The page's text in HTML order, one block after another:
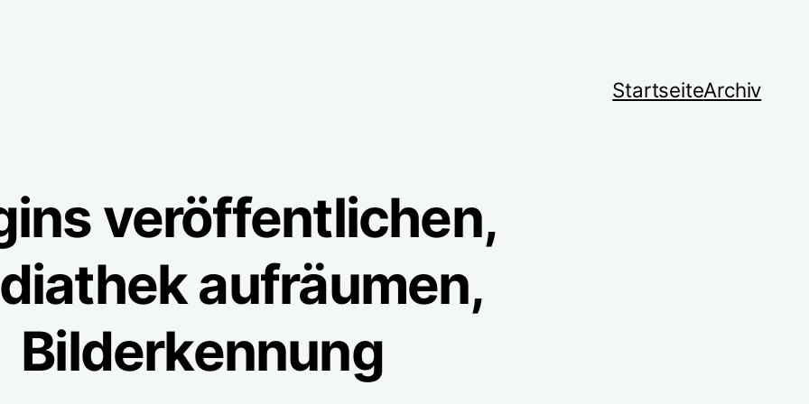
StartseiteArchiv
veröffentlichen,
aufräumen,
Bilderkennung